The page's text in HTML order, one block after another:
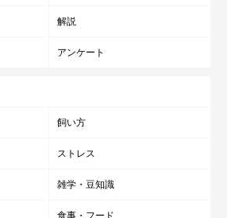
解説
アンケート
飼い方
ストレス
雑学・豆知識
食事・フード